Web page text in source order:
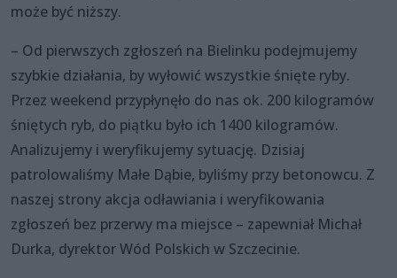
może być niższy.
– Od pierwszych zgłoszeń na Bielinku podejmujemy
szybkie działania, by wyłowić wszystkie śnięte ryby.
Przez weekend przypłynęło do nas ok. 200 kilogramów
śniętych ryb, do piątku było ich 1400 kilogramów.
Analizujemy i weryfikujemy sytuację. Dzisiaj
patrolowaliśmy Małe Dąbie, byliśmy przy betonowcu. Z
naszej strony akcja odławiania i weryfikowania
zgłoszeń bez przerwy ma miejsce – zapewniał Michał
Durka, dyrektor Wód Polskich w Szczecinie.